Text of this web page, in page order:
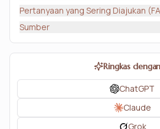
Pertanyaan yang Sering Diajukan
Sumber
Ringkas
ChatGPT
Claude
Grok